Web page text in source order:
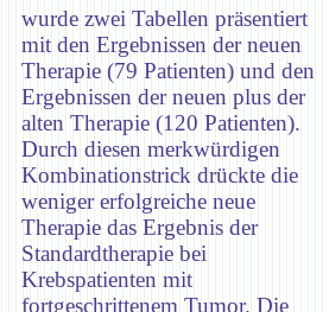
wurde zwei Tabellen präsentiert
mit den Ergebnissen der neuen
Therapie (79 Patienten) und den
Ergebnissen der neuen plus der
alten Therapie (120 Patienten).
Durch diesen merkwürdigen
Kombinationstrick drückte die
weniger erfolgreiche neue
Therapie das Ergebnis der
Standardtherapie bei
Krebspatienten mit
fortgeschrittenem Tumor. Die